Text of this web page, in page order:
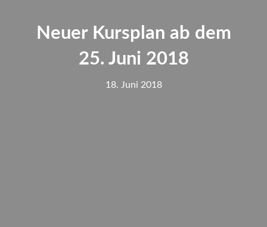
Neuer Kursplan ab dem
25. Juni 2018
18. Juni 2018